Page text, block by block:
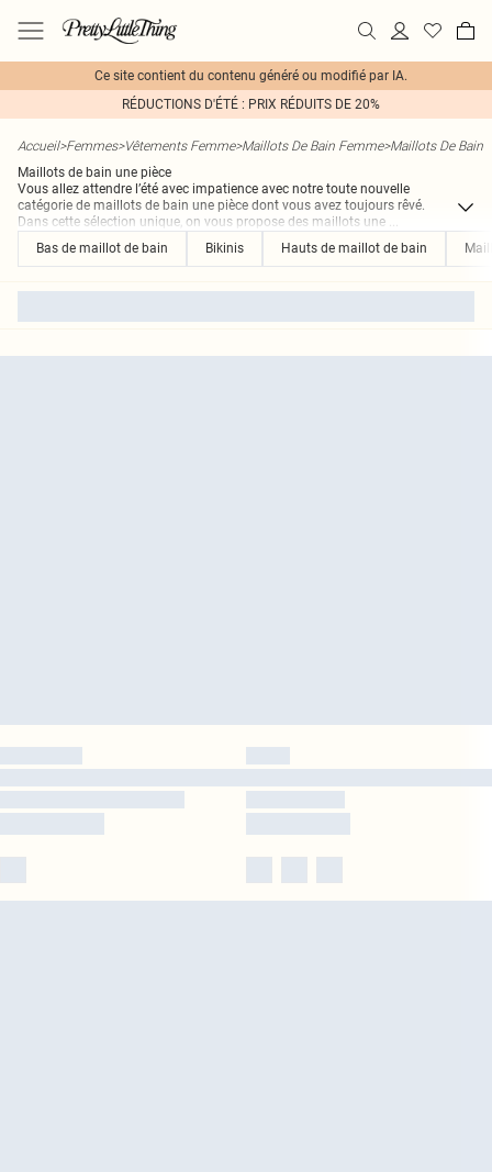
Ce site contient du contenu généré ou modifié par IA.
RÉDUCTIONS D'ÉTÉ : PRIX RÉDUITS DE 20%
Accueil>Femmes>Vêtements Femme>Maillots De Bain Femme>Maillots De Bain
Maillots de bain une pièce
Vous allez attendre l’été avec impatience avec notre toute nouvelle
catégorie de maillots de bain une pièce dont vous avez toujours rêvé.
Dans cette sélection unique, on vous propose des maillots une ...
Bas de maillot de bain
Bikinis Hauts de maillot de bain